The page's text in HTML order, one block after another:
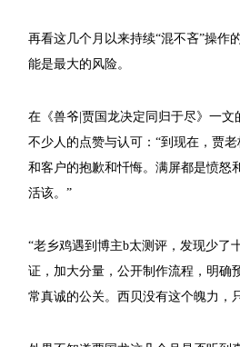
再看这几个月以来持续“混不吝”操作
能是最大的风险。
在《兽爷|贾国龙决定同归于尽》一文
不少人的点赞与认可：“到现在，贾
和客户的抱歉和忏悔。满屏都是愤怒
活该。”
“老乡鸡遇到博主b太测评，发现少了
证，加大分量，公开制作流程，明确
常真诚的公关。西贝没有这个魄力，